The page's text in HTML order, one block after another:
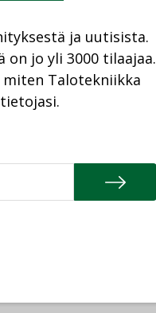
ja uutisista.
jo yli 3000 tilaajaa.
miten Talotekniikka